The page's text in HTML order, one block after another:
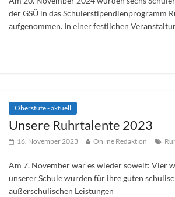
der GSÜ in das Schülerstipendienprogramm
aufgenommen. In einer festlichen
Oberstufe - aktuell
Unsere Ruhrtalente 2023
16. November 2023 Online Redaktion
Am 7. November war es wieder soweit: Vier
unserer Schule wurden für ihre guten
außerschulischen Leistungen